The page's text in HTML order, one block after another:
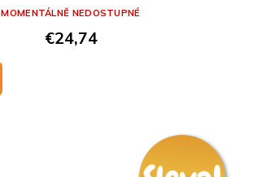
€24,74
MOMENTÁLNĚ NEDOSTUPNÉ